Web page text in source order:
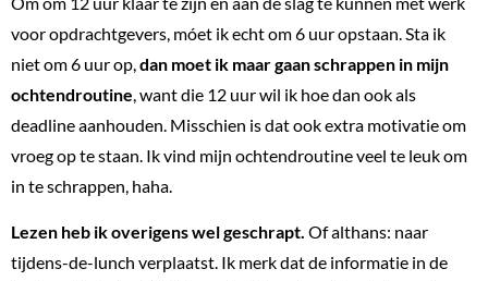
voor opdrachtgevers, móet ik echt om 6 uur opstaan. Sta ik
niet om 6 uur op,dan moet ik maar gaan schrappen in mijn
ochtendroutine, want die 12 uur wil ik hoe dan ook als
deadline aanhouden. Misschien is dat ook extra motivatie om
vroeg op te staan. Ik vind mijn ochtendroutine veel te leuk om
in te schrappen, haha.
Lezen heb ik overigens wel geschrapt. Of althans: naar
tijdens-de-lunch verplaatst. Ik merk dat de informatie in de